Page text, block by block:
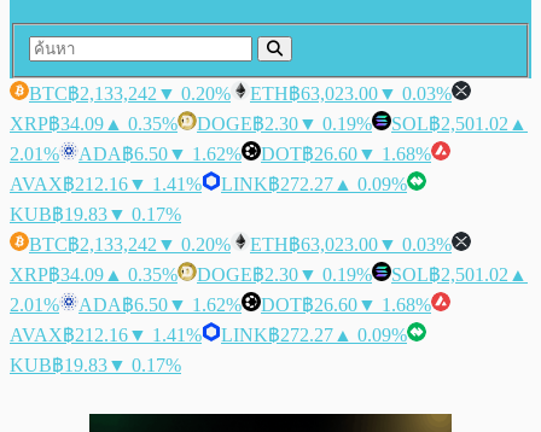
BTC฿2,133,242 ▼ 0.20% ETH฿63,023.00▼ 0.03%
XRP฿34.09 ▲ 0.35% DOGE฿2.30▼ 0.19% SOL฿2,501.02 ▲
2.01%
ADA฿6.50▼ 1.62% DOT฿26.60▼ 1.68%
AVAX฿212.16▼ 1.41% LINK฿272.27 ▲ 0.09%
KUB฿19.83▼ 0.17%
BTC฿2,133,242 ▼ 0.20% ETH฿63,023.00▼ 0.03%
XRP฿34.09 ▲ 0.35% DOGE฿2.30▼ 0.19% SOL฿2,501.02 ▲
2.01%
ADA฿6.50▼ 1.62% DOT฿26.60▼ 1.68%
AVAX฿212.16▼ 1.41% LINK฿272.27 ▲ 0.09%
KUB฿19.83▼ 0.17%